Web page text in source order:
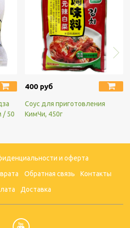
/ 50
400 руб
Соус для приготовления
КимЧи, 450г
и оферта
Обратная связь Контакты
Доставка